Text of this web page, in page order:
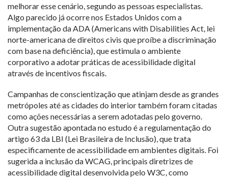
melhorar esse cenário, segundo as pessoas especialistas.
Algo parecido já ocorre nos Estados Unidos com a
implementação da ADA (Americans with Disabilities Act, lei
norte-americana de direitos civis que proíbe a discriminação
com base na deficiência), que estimula o ambiente
corporativo a adotar práticas de acessibilidade digital
através de incentivos fiscais.
Campanhas de conscientização que atinjam desde as grandes
metrópoles até as cidades do interior também foram citadas
como ações necessárias a serem adotadas pelo governo.
Outra sugestão apontada no estudo é a regulamentação do
artigo 63 da LBI (Lei Brasileira de Inclusão), que trata
especificamente de acessibilidade em ambientes digitais. Foi
sugerida a inclusão da WCAG, principais diretrizes de
acessibilidade digital desenvolvida pelo W3C, como